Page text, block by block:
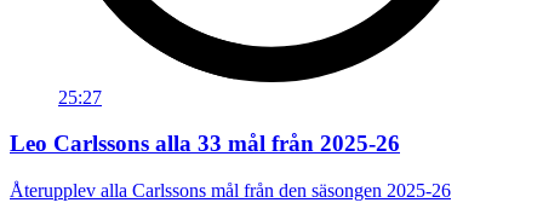
25:27
Leo Carlssons alla 33 mål från 2025-26
Återupplev alla Carlssons mål från den säsongen 2025-26